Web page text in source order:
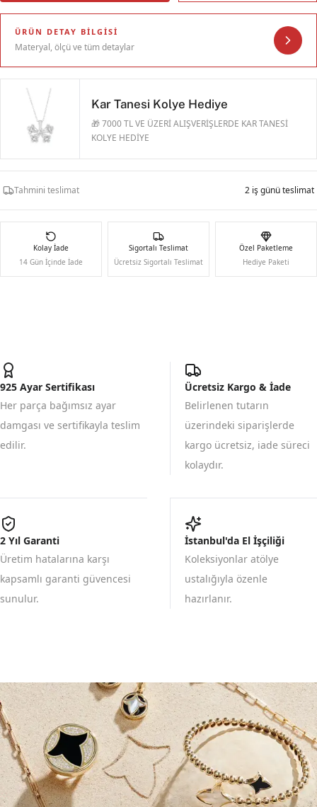
ÜRÜN DETAY BILGISI
Materyal, ölçü ve tüm detaylar
Kar Tanesi Kolye Hediye
🎁 7000 TL VE ÜZERİ ALIŞVERİŞLERDE KAR TANESİ
KOLYE HEDİYE
Tahmini teslimat 2 iş günü teslimat
Kolay İade
14 Gün İçinde İade
Sigortalı Teslimat
Ücretsiz Sigortalı Teslimat
Özel Paketleme
Hediye Paketi
925 Ayar Sertifikası
Her parça bağımsız ayar
damgası ve sertifikayla teslim
edilir.
Ücretsiz Kargo & İade
Belirlenen tutarın
üzerindeki siparişlerde
kargo ücretsiz, iade süreci
kolaydır.
2 Yıl Garanti
Üretim hatalarına karşı
kapsamlı garanti güvencesi
sunulur.
İstanbul'da El İşçiliği
Koleksiyonlar atölye
ustalığıyla özenle
hazırlanır.